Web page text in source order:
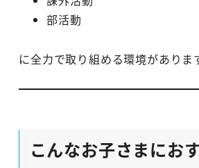
部活動
に全力で取り組める環境がありま
こんなお子さまにお